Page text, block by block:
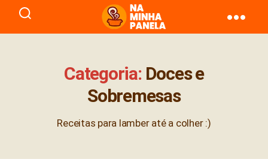
naminhapanela.com
Categoria: Doces e
Sobremesas
Receitas para lamber até a colher :)